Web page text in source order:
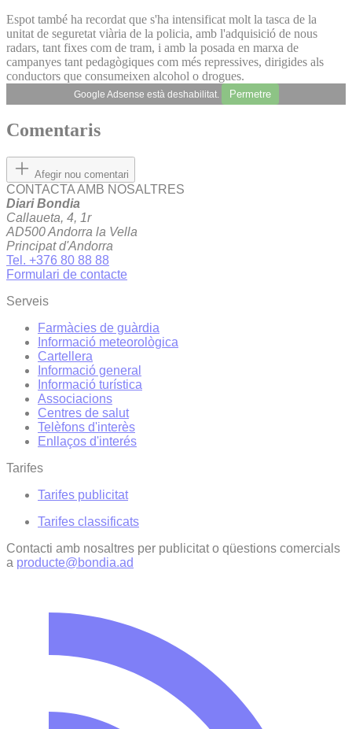
Espot també ha recordat que s'ha intensificat molt la tasca de la
unitat de seguretat viària de la policia, amb l'adquisició de nous
radars, tant fixes com de tram, i amb la posada en marxa de
campanyes tant pedagògiques com més repressives, dirigides als
conductors que consumeixen alcohol o drogues.
Google Adsense està deshabilitat. Permetre
Comentaris
Afegir nou comentari
CONTACTA AMB NOSALTRES
Diari Bondia
Callaueta, 4, 1r
AD500 Andorra la Vella
Principat d'Andorra
Tel. +376 80 88 88
Formulari de contacte
Serveis
Farmàcies de guàrdia
Informació meteorològica
Cartellera
Informació general
Informació turística
Associacions
Centres de salut
Telèfons d'interès
Enllaços d'interés
Tarifes
Tarifes publicitat
Tarifes classificats
Contacti amb nosaltres per publicitat o qüestions comercials
a producte@bondia.ad